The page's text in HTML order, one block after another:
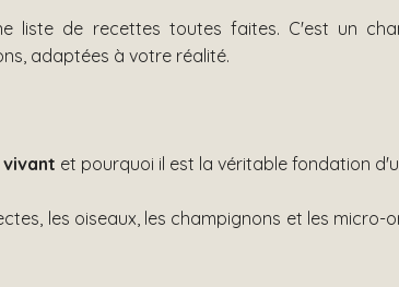
liste de recettes toutes faites. C'est un
adaptées à votre réalité.
vivant et pourquoi il est la véritable fondation
les oiseaux, les champignons et les micro-